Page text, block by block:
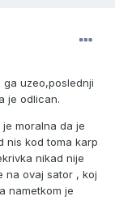
uzeo,poslednji
je odlican.
moralna da je
nis kod toma karp
nikad nije
na ovaj sator , koj
nametkom je